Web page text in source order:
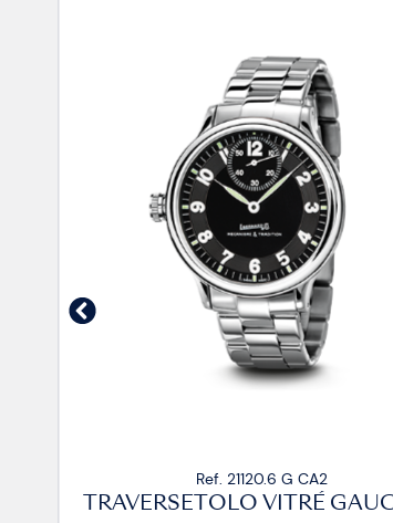
Ref. 21120.6 G CA2
TRAVERSETOLO VITRÉ